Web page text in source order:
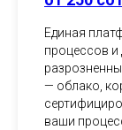
Единая
процессов и
— облако,
ваши